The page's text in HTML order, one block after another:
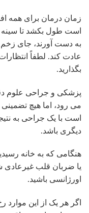
زمان درمان برای همه
است طول بکشد تا
به دست آورند، جای زخم
عادت کند. لطفاً
بگذارید.
پزشکی و جراحی علوم
می رود، اما هیچ
است با یک جراحی به
دیگری باشد.
هنگامی که به خانه
یا ضربان قلب غیرعادی
اورژانسی باشید.
اگر هر یک از این